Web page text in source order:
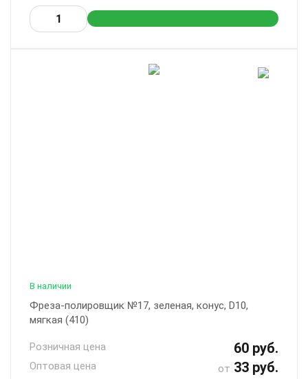
В наличии
Фреза-полировщик №17, зеленая, конус, D10,
мягкая (410)
Розничная цена 60 руб.
Оптовая цена от 33 руб.